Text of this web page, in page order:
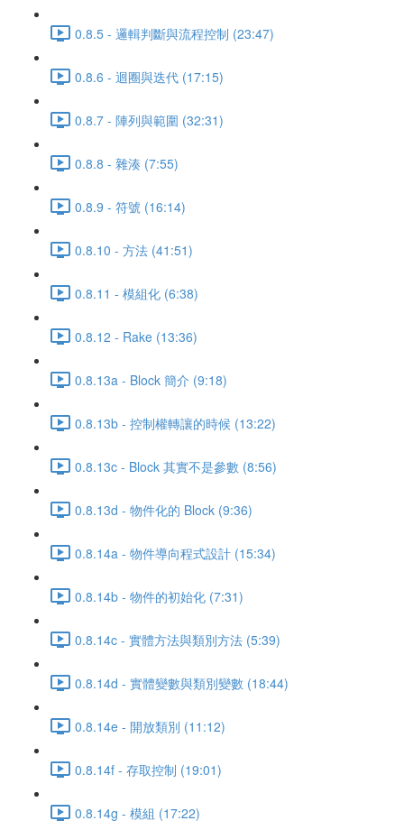
0.8.5 - 邏輯判斷與流程控制 (23:47)
0.8.6 - 迴圈與迭代 (17:15)
0.8.7 - 陣列與範圍 (32:31)
0.8.8 - 雜湊 (7:55)
0.8.9 - 符號 (16:14)
0.8.10 - 方法 (41:51)
0.8.11 - 模組化 (6:38)
0.8.12 - Rake (13:36)
0.8.13a - Block 簡介 (9:18)
0.8.13b - 控制權轉讓的時候 (13:22)
0.8.13c - Block 其實不是參數 (8:56)
0.8.13d - 物件化的 Block (9:36)
0.8.14a - 物件導向程式設計 (15:34)
0.8.14b - 物件的初始化 (7:31)
0.8.14c - 實體方法與類別方法 (5:39)
0.8.14d - 實體變數與類別變數 (18:44)
0.8.14e - 開放類別 (11:12)
0.8.14f - 存取控制 (19:01)
0.8.14g - 模組 (17:22)